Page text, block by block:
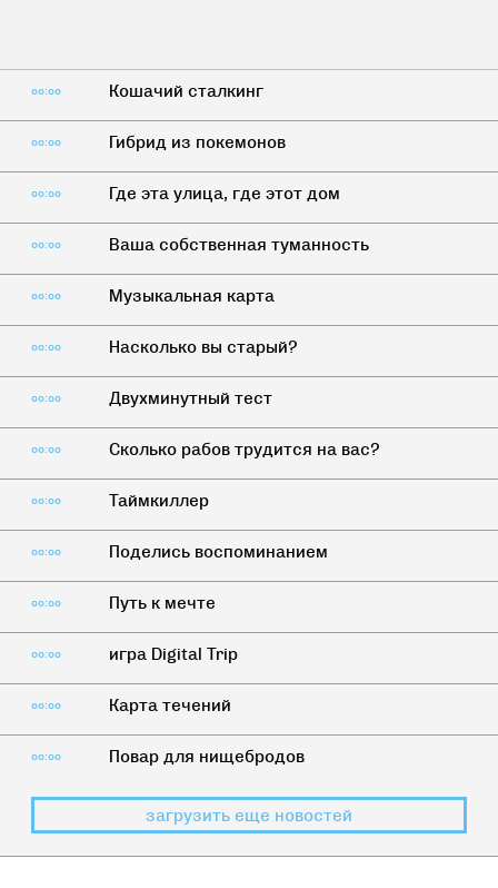
00:00 Кошачий сталкинг
00:00 Гибрид из покемонов
00:00 Где эта улица, где этот дом
00:00 Ваша собственная туманность
00:00 Музыкальная карта
00:00 Насколько вы старый?
00:00 Двухминутный тест
00:00 Сколько рабов трудится на вас?
00:00 Таймкиллер
00:00 Поделись воспоминанием
00:00 Путь к мечте
00:00 игра Digital Trip
00:00 Карта течений
00:00 Повар для нищебродов
загрузить еще новостей